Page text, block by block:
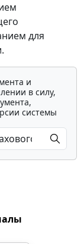
для
и
в силу,
системы